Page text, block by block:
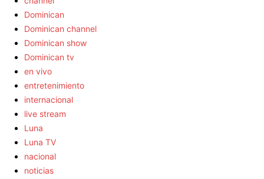
Dominican
Dominican channel
Dominican show
Dominican tv
en vivo
entretenimiento
internacional
live stream
Luna
Luna TV
nacional
noticias